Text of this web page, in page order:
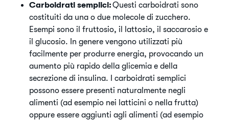
Carboidrati semplici:Questi carboidrati sono
costituiti da una o due molecole di zucchero.
Esempi sono il fruttosio, il lattosio, il saccarosio e
il glucosio. In genere vengono utilizzati più
facilmente per produrre energia, provocando un
aumento più rapido della glicemia e della
secrezione di insulina. I carboidrati semplici
possono essere presenti naturalmente negli
alimenti (ad esempio nei latticini o nella frutta)
oppure essere aggiunti agli alimenti (ad esempio